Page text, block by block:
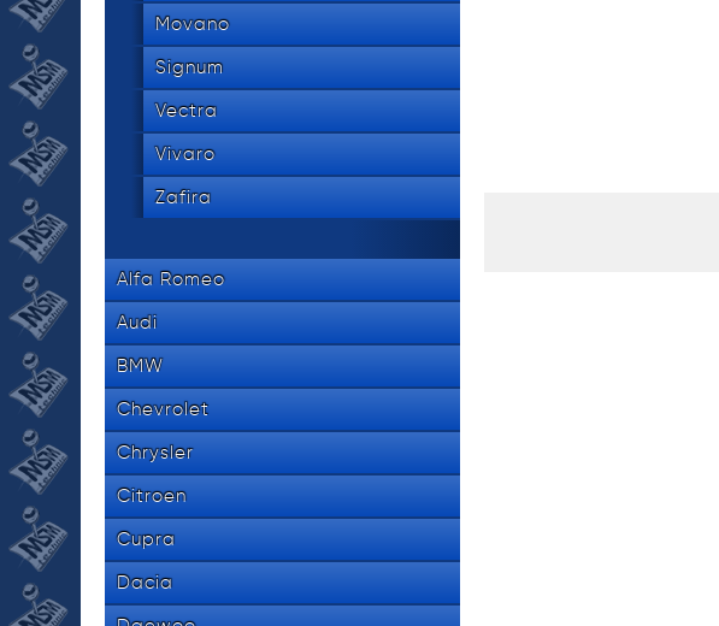
Movano
Signum
Vectra
Vivaro
Zafira
Alfa Romeo
Audi
BMW
Chevrolet
Chrysler
Citroen
Cupra
Dacia